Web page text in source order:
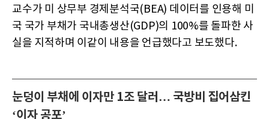
교수가 미 상무부 경제분석국(BEA) 데이터를 인용해 미
국 국가 부채가 국내총생산(GDP)의 100%를 돌파한 사
실을 지적하며 이같이 내용을 언급했다고 보도했다.
눈덩이 부채에 이자만 1조 달러… 국방비 집어삼킨
‘이자 공포’